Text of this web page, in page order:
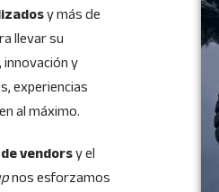
y más de
llevar su
y
experiencias
al máximo.
vendorsy el
nos esforzamos